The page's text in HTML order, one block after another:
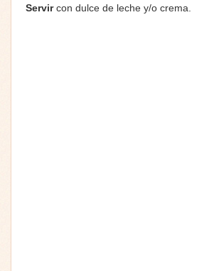
Servircon dulce de leche y/o crema.